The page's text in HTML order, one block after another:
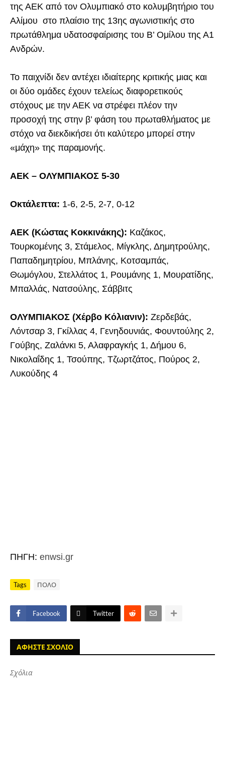
της ΑΕΚ από τον Ολυμπιακό στο κολυμβητήριο του
Αλίμου στο πλαίσιο της 13ης αγωνιστικής στο
πρωτάθλημα υδατοσφαίρισης του Β’ Ομίλου της Α1
Ανδρών.
Το παιχνίδι δεν αντέχει ιδιαίτερης κριτικής μιας και
οι δύο ομάδες έχουν τελείως διαφορετικούς
στόχους με την ΑΕΚ να στρέφει πλέον την
προσοχή της στην β’ φάση του πρωταθλήματος με
στόχο να διεκδικήσει ότι καλύτερο μπορεί στην
«μάχη» της παραμονής.
ΑΕΚ – ΟΛΥΜΠΙΑΚΟΣ 5-30
Οκτάλεπτα: 1-6, 2-5, 2-7, 0-12
ΑΕΚ (Κώστας Κοκκινάκης): Καζάκος,
Τουρκομένης 3, Στάμελος, Μίγκλης, Δημητρούλης,
Παπαδημητρίου, Μπλάνης, Κοτσαμπάς,
Θωμόγλου, Στελλάτος 1, Ρουμάνης 1, Μουρατίδης,
Μπαλλάς, Νατσούλης, Σάββιτς
ΟΛΥΜΠΙΑΚΟΣ (Χέρβο Κόλιανιν): Ζερδεβάς,
Λόντσαρ 3, Γκίλλας 4, Γενηδουνιάς, Φουντούλης 2,
Γούβης, Ζαλάνκι 5, Αλαφραγκής 1, Δήμου 6,
Νικολαΐδης 1, Τσούπης, Τζωρτζάτος, Πούρος 2,
Λυκούδης 4
ΠΗΓΗ: enwsi.gr
Tags ΠΟΛΟ
Facebook Twitter
ΑΦΗΣΤΕ ΣΧΟΛΙΟ
Σχόλια